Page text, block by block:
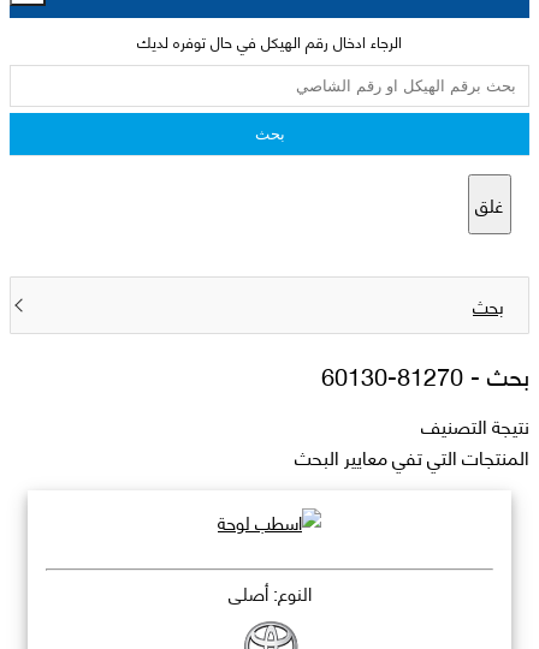
الرجاء ادخال رقم الهيكل في حال توفره لديك
بحث
غلق
بحث
بحث -81270-60130
نتيجة التصنيف
المنتجات التي تفي معايير البحث
النوع: أصلي